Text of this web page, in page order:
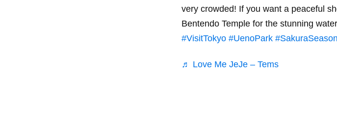
very crowded! If you want a peaceful
Bentendo Temple for the stunning
#VisitTokyo #UenoPark #SakuraSeason
♬ Love Me JeJe – Tems